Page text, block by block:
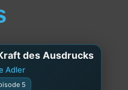
des Ausdrucks
Adler
5